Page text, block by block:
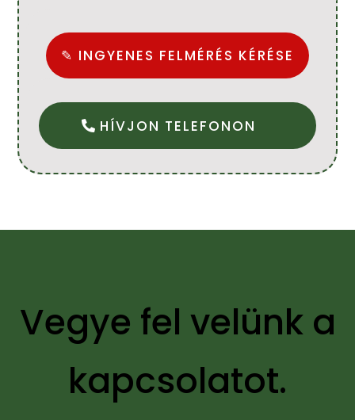
✎ INGYENES FELMÉRÉS KÉRÉSE
HÍVJON TELEFONON
Vegye fel velünk a
kapcsolatot.